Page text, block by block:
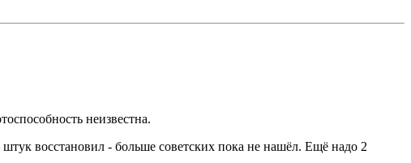
неизвестна.
восстановил - больше советских пока не нашёл. Ещё надо 2